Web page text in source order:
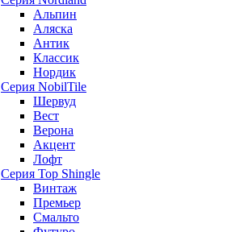
Альпин
Аляска
Антик
Классик
Нордик
Серия NobilTile
Шервуд
Вест
Верона
Акцент
Лофт
Серия Top Shingle
Винтаж
Премьер
Смальто